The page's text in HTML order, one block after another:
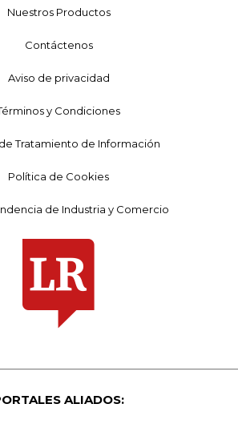
Nuestros Productos
Contáctenos
Aviso de privacidad
y Condiciones
Tratamiento de Información
Política de Cookies
de Industria y Comercio
ALIADOS: